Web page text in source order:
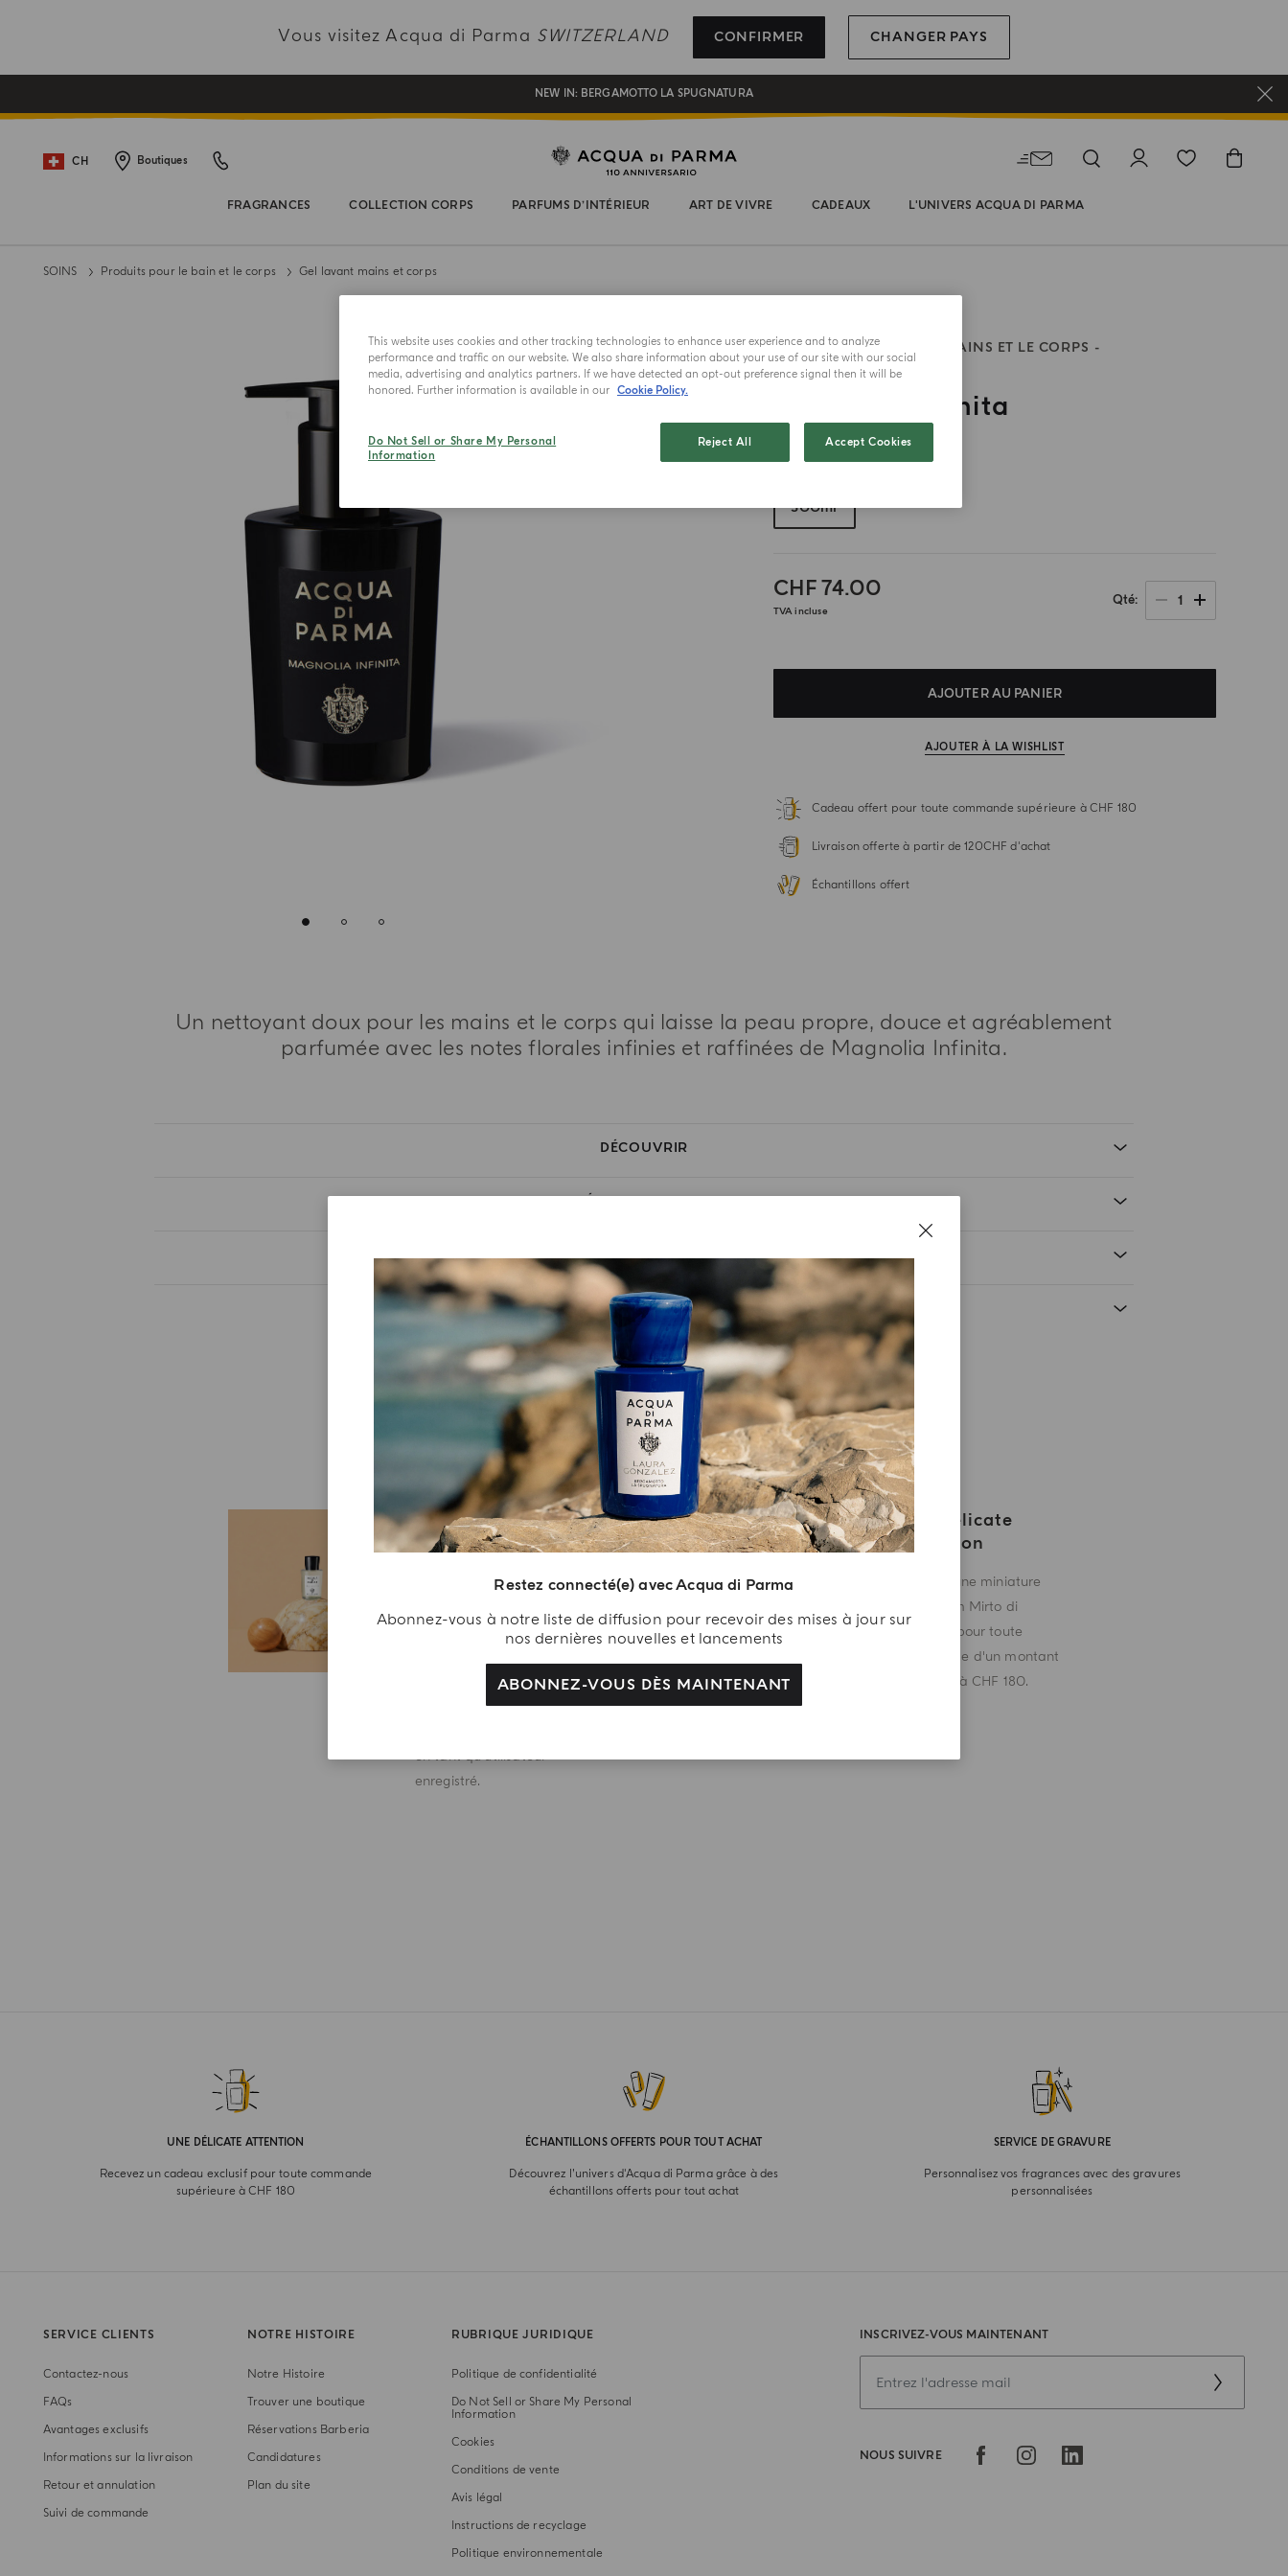
Vous visitez Acqua di Parma SWITZERLAND CONFIRMER CHANGER PAYS
INSCRIVEZ-VOUS ET PROFITEZ DE NOS AVANTAGES
CADEAU OFFERT POUR TOUTE COMMANDE SUPÉRIEURE À CHF 180
NEW IN: BERGAMOTTO LA SPUGNATURA
CH Boutiques
FRAGRANCES COLLECTION CORPS PARFUMS D’INTÉRIEUR ART DE VIVRE CADEAUX L'UNIVERS ACQUA DI PARMA
Restez connecté(e) avec Acqua di Parma
Abonnez-vous à notre liste de diffusion pour recevoir des mises à jour sur
nos dernières nouvelles et lancements
ABONNEZ-VOUS DÈS MAINTENANT
SOINS Produits pour le bain et le corps Gel lavant mains et corps
NETTOYANT POUR LES MAINS ET LE CORPS
SIGNATURES OF THE SUN
Magnolia Infinita
Choisissez votre taille
300ml
CHF 74.00
TVA incluse
Qté 1
AJOUTER AU PANIER
AJOUTER À LA WISHLIST
Cadeau offert pour toute commande supérieure à CHF 180
Livraison offerte à partir de 120CHF d'achat
Échantillons offert
Un nettoyant doux pour les mains et le corps qui laisse la peau propre, douce et agréablement
parfumée avec les notes florales infinies et raffinées de Magnolia Infinita.
DÉCOUVRIR
CARACTÉRISTIQUES OLFACTIVES
LISTE DES INGRÉDIENTS
TRI & ENVIRONNEMENT
L'ART D'OFFRIR
Cadeau De
Bienvenue
Rejoignez-nous et
attention. Créez votre
et recevez en cadeau un
gel douche Colonia 40 ml
en tant qu'utilisateur
enregistré.
Une Délicate
Attention
Recevez une miniature
de parfum Mirto di
Panarea pour toute
commande d'un montant
supérieur à CHF 180.
UNE DÉLICATE ATTENTION
Recevez un cadeau exclusif pour toute commande
supérieure à CHF 180
ÉCHANTILLONS OFFERTS POUR TOUT ACHAT
Découvrez l’univers d'Acqua di Parma grâce à des
échantillons offerts pour tout achat
SERVICE DE GRAVURE
Personnalisez vos fragrances avec des gravures
personnalisées
INSCRIVEZ-VOUS MAINTENANT
NOUS SUIVRE
SERVICE CLIENTS
Contactez-nous
FAQs
Avantages exclusifs
Informations sur la livraison
Retour et annulation
Suivi de commande
NOTRE HISTOIRE
Notre Histoire
Trouver une boutique
Réservations Barberia
Candidatures
Plan du site
RUBRIQUE JURIDIQUE
Politique de confidentialité
Do Not Sell or Share My Personal
Information
Cookies
Conditions de vente
Avis légal
Instructions de recyclage
Politique environnementale
This website uses cookies and other tracking technologies to enhance user experience and to analyze
performance and traffic on our website. We also share information about your use of our site with our social
media, advertising and analytics partners. If we have detected an opt-out preference signal then it will be
honored. Further information is available in our Cookie Policy.
Do Not Sell or Share My Personal
Information
Reject All Accept Cookies